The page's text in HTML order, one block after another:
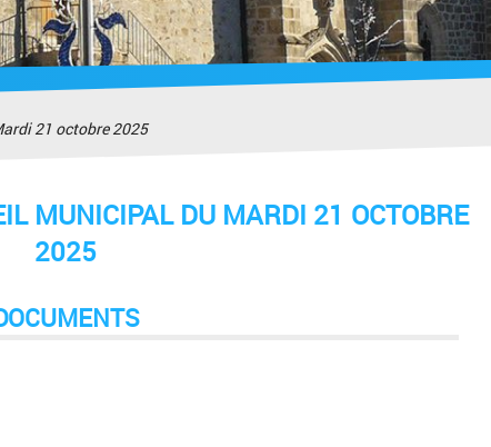
21 octobre 2025
MUNICIPAL DU MARDI 21 OCTOBRE
2025